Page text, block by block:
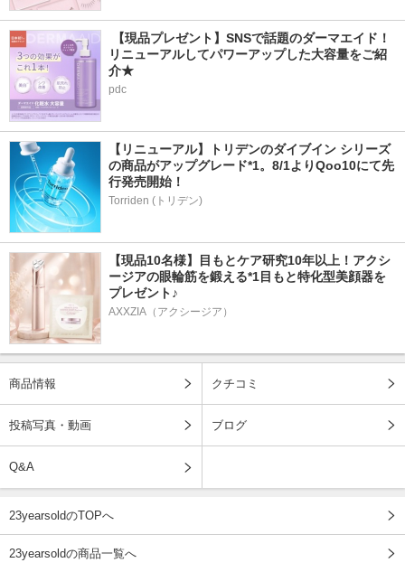
【現品プレゼント】SNSで話題のダーマエイド！
リニューアルしてパワーアップした大容量をご紹
介★
pdc
【リニューアル】トリデンのダイブイン シリーズ
の商品がアップグレード*1。8/1よりQoo10にて先
行発売開始！
Torriden (トリデン)
【現品10名様】目もとケア研究10年以上！アクシ
ージアの眼輪筋を鍛える*1目もと特化型美顔器を
プレゼント♪
AXXZIA（アクシージア）
商品情報 クチコミ
投稿写真・動画 ブログ
Q&A
23yearsoldのTOPへ
23yearsoldの商品一覧へ